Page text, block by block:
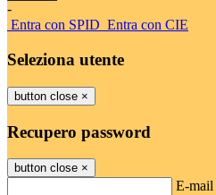
-
Entra con SPID Entra con CIE
Seleziona utente
button close ×
Recupero password
button close ×
E-mail